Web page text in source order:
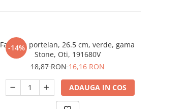
-14%
Farfurie portelan, 26.5 cm, verde, gama
Stone, Oti, 191680V
18,87 RON16,16 RON
ADAUGA IN COS